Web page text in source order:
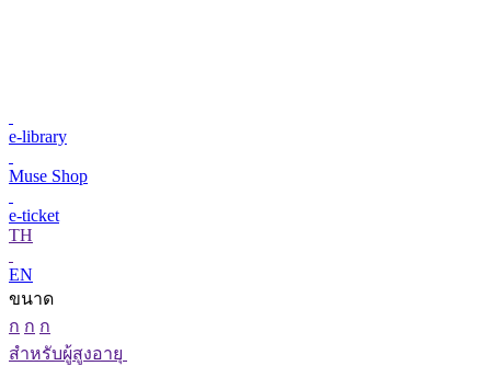
e-library
Muse Shop
e-ticket
TH
EN
ขนาด
ก ก ก
สำหรับผู้สูงอายุ